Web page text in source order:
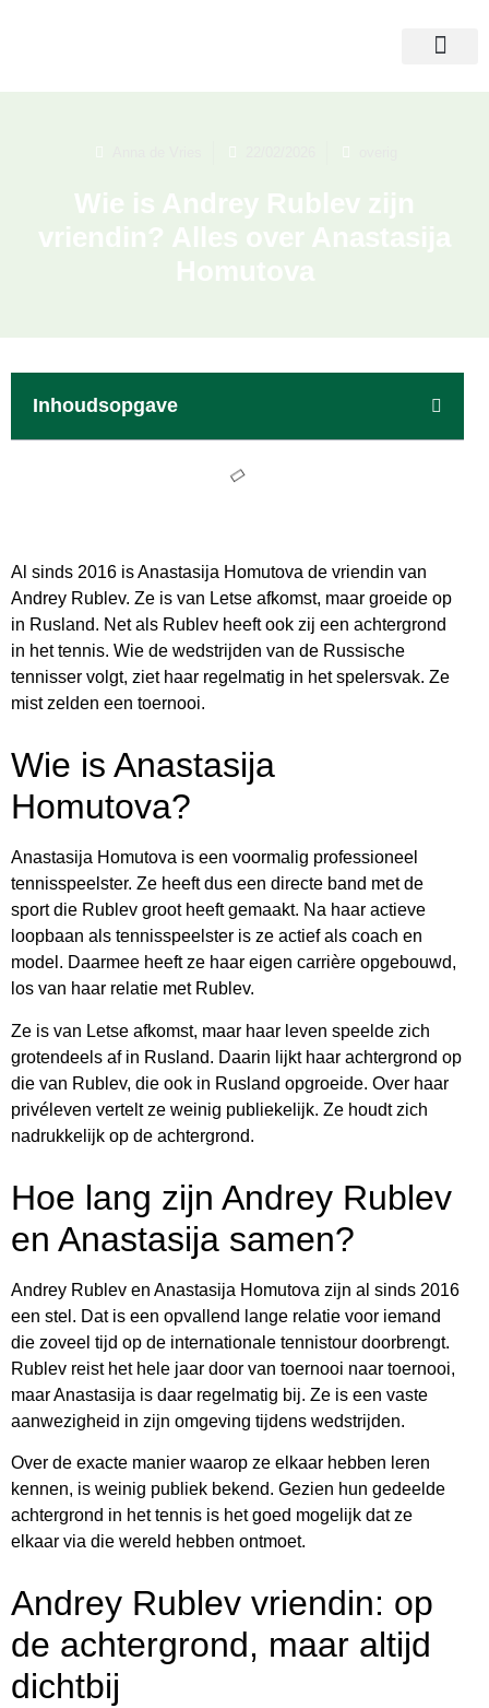
Inhoudsopgave
Al sinds 2016 is Anastasija Homutova de vriendin van
Andrey Rublev. Ze is van Letse afkomst, maar groeide op
in Rusland. Net als Rublev heeft ook zij een achtergrond
in het tennis. Wie de wedstrijden van de Russische
tennisser volgt, ziet haar regelmatig in het spelersvak. Ze
mist zelden een toernooi.
Wie is Anastasija
Homutova?
Anastasija Homutova is een voormalig professioneel
tennisspeelster. Ze heeft dus een directe band met de
sport die Rublev groot heeft gemaakt. Na haar actieve
loopbaan als tennisspeelster is ze actief als coach en
model. Daarmee heeft ze haar eigen carrière opgebouwd,
los van haar relatie met Rublev.
Ze is van Letse afkomst, maar haar leven speelde zich
grotendeels af in Rusland. Daarin lijkt haar achtergrond op
die van Rublev, die ook in Rusland opgroeide. Over haar
privéleven vertelt ze weinig publiekelijk. Ze houdt zich
nadrukkelijk op de achtergrond.
Hoe lang zijn Andrey Rublev
en Anastasija samen?
Andrey Rublev en Anastasija Homutova zijn al sinds 2016
een stel. Dat is een opvallend lange relatie voor iemand
die zoveel tijd op de internationale tennistour doorbrengt.
Rublev reist het hele jaar door van toernooi naar toernooi,
maar Anastasija is daar regelmatig bij. Ze is een vaste
aanwezigheid in zijn omgeving tijdens wedstrijden.
Over de exacte manier waarop ze elkaar hebben leren
kennen, is weinig publiek bekend. Gezien hun gedeelde
achtergrond in het tennis is het goed mogelijk dat ze
elkaar via die wereld hebben ontmoet.
Andrey Rublev vriendin: op
de achtergrond, maar altijd
dichtbij